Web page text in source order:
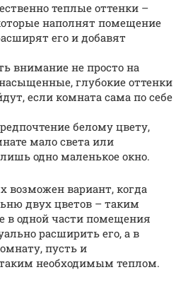
теплые оттенки –
наполнят помещение
его и добавят
внимание не просто на
глубокие оттенки
если комната сама по себе
белому цвету,
мало света или
одно маленькое окно.
возможен вариант, когда
двух цветов – таким
в одной части помещения
расширить его, а в
пусть и
необходимым теплом.